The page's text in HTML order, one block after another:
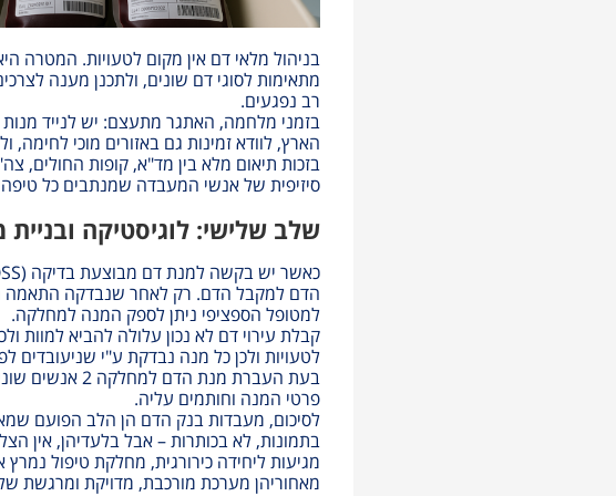
בניהול מלאי דם אין מקום לטעויות. המטרה
מתאימות לסוגי דם שונים, ולתכנן מענה
רב נפגעים.
בזמני מלחמה, האתגר מתעצם: יש לנייד מנות
הארץ, לוודא זמינות גם באזורים מוכי לחימה,
בזכות תיאום מלא בין מד"א, קופות החולים,
סיזיפית של אנשי המעבדה שמנתבים כל טיפה
שלב שלישי: לוגיסטיקה ובניית
כאשר יש בקשה למנת דם מבוצעת בדיקה (
הדם למקבל הדם. רק לאחר שנבדקה התאמה
למטופל הספציפי ניתן לספק המנה למחלקה.
קבלת עירוי דם לא נכון עלולה להביא למוות
לטעויות ולכן כל מנה נבדקת ע"י שניעובדים
בעת העברת מנת
פרטי המנה וחותמים עליה.
לסיכום, מעבדות בנק הדם הן הלב הפועם
בתמונות, לא בכותרות – אבל בלעדיהן, אין
מגיעות ליחידה כירורגית, מחלקת טיפול
מאחוריהן מערכת מורכבת, מדויקת ומרגשת